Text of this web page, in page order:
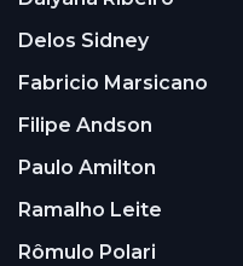
Delos Sidney
Fabricio Marsicano
Filipe Andson
Paulo Amilton
Ramalho Leite
Rômulo Polari